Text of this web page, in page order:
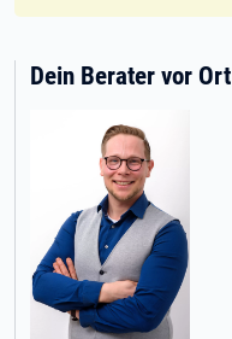
Dein Berater vor Ort